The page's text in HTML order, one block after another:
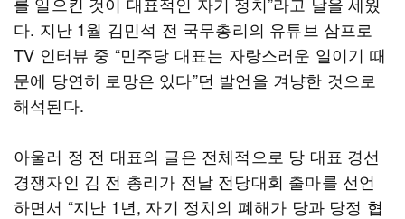
다. 지난 1월 김민석 전 국무총리의 유튜브 삼프로
TV 인터뷰 중 “민주당 대표는 자랑스러운 일이기 때
문에 당연히 로망은 있다”던 발언을 겨냥한 것으로
해석된다.
아울러 정 전 대표의 글은 전체적으로 당 대표 경선
경쟁자인 김 전 총리가 전날 전당대회 출마를 선언
하면서 “지난 1년, 자기 정치의 폐해가 당과 당정 협